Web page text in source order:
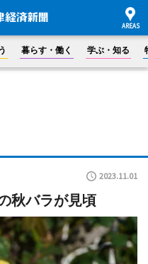
暮らす・働く 学ぶ・知る
2023.11.01
秋バラが見頃